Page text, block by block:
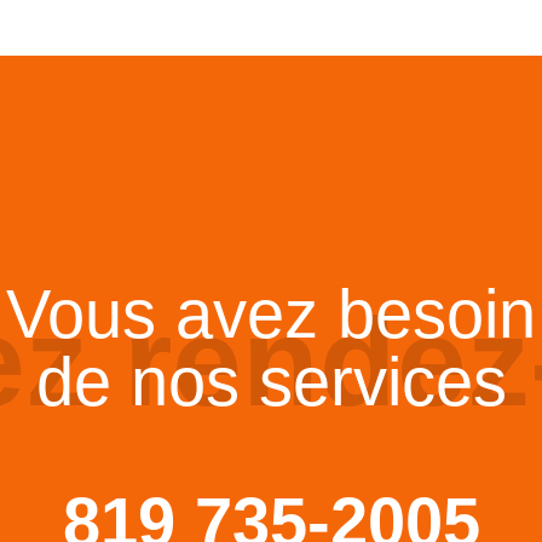
Vous avez besoin
de nos services
819 735-2005